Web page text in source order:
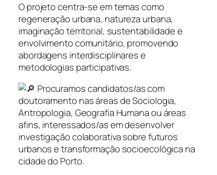
O projeto centra-se em temas como
regeneração urbana, natureza urbana,
imaginação territorial, sustentabilidade e
envolvimento comunitário, promovendo
abordagens interdisciplinares e
metodologias participativas.
Procuramos candidatos/as com
doutoramento nas áreas de Sociologia,
Antropologia, Geografia Humana ou áreas
afins, interessados/as em desenvolver
investigação colaborativa sobre futuros
urbanos e transformação socioecológica na
cidade do Porto.